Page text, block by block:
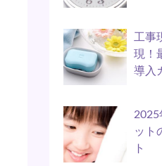
工事
現！
導入
2025
ット
ト